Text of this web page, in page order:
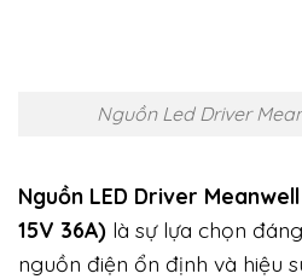
Nguồn Led Driver
Nguồn LED Driver
15V 36A) là sự lựa chọn
nguồn điện ổn định và hiệu